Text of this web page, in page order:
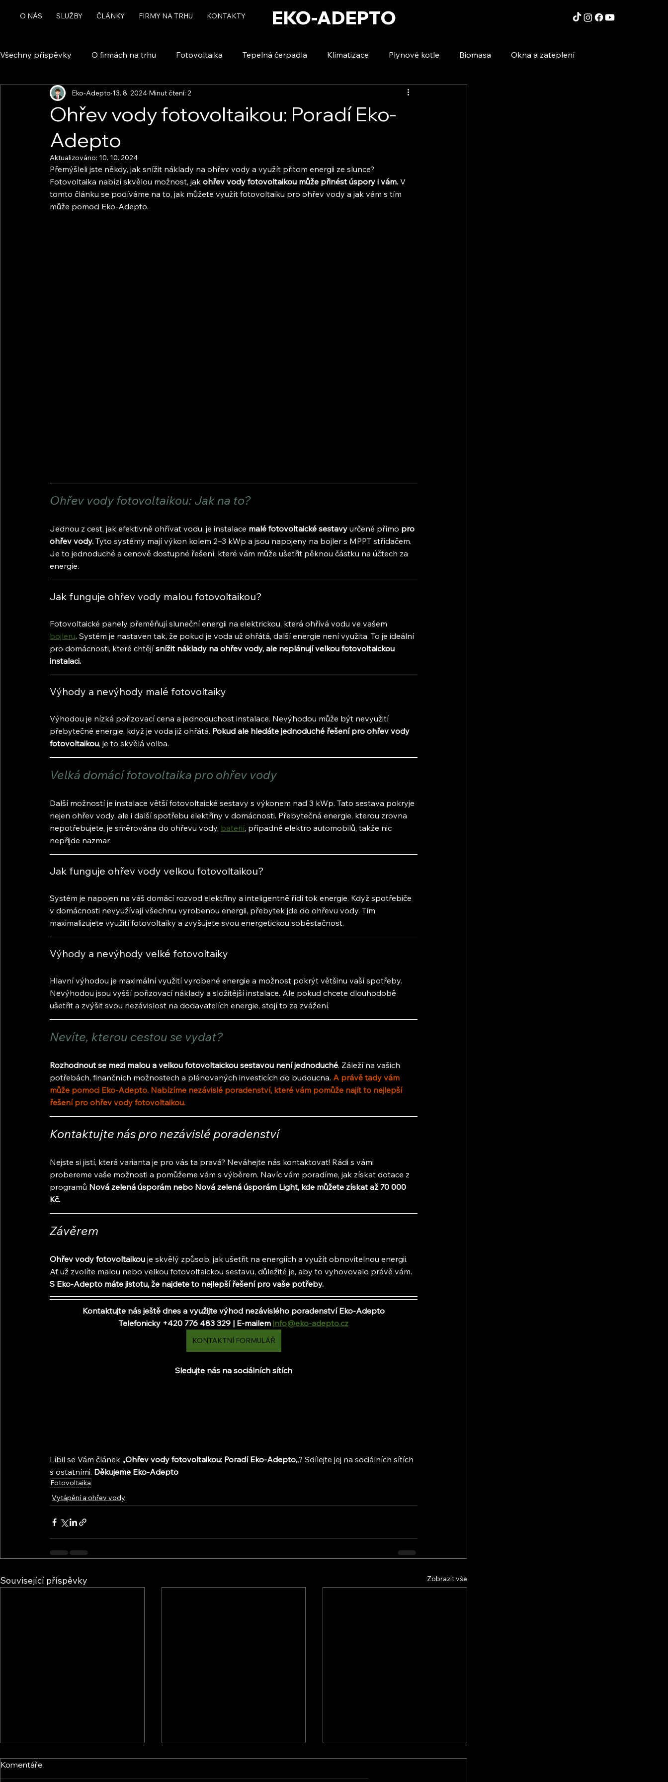
O NÁS SLUŽBY ČLÁNKY FIRMY NA TRHU KONTAKTY EKO-ADEPTO
Všechny příspěvky O firmách na trhu Fotovoltaika Tepelná čerpadla Klimatizace Plynové kotle Biomasa Okna a zateplení
Rekuperace a větrání Chytrá domácnost a automatizace Voda a úspory
Ohřev vody fotovoltaikou: Poradí Eko-
Adepto
Eko-Adepto 13. 8. 2024 Minut čtení: 2
Aktualizováno: 10. 10. 2024
Přemýšleli jste někdy, jak snížit náklady na ohřev vody a využít přitom energii ze slunce?
Fotovoltaika nabízí skvělou možnost, jak ohřev vody fotovoltaikou může přinést úspory i vám. V
tomto článku se podíváme na to, jak můžete využít fotovoltaiku pro ohřev vody a jak vám s tím
může pomoci Eko-Adepto.
Ohřev vody fotovoltaikou: Jak na to?
Jednou z cest, jak efektivně ohřívat vodu, je instalace malé fotovoltaické sestavy určené přímo pro
ohřev vody. Tyto systémy mají výkon kolem 2–3 kWp a jsou napojeny na bojler s MPPT střídačem.
Je to jednoduché a cenově dostupné řešení, které vám může ušetřit pěknou částku na účtech za
energie.
Jak funguje ohřev vody malou fotovoltaikou?
Fotovoltaické panely přeměňují sluneční energii na elektrickou, která ohřívá vodu ve vašem
bojleru. Systém je nastaven tak, že pokud je voda už ohřátá, další energie není využita. To je ideální
pro domácnosti, které chtějí snížit náklady na ohřev vody, ale neplánují velkou fotovoltaickou
instalaci.
Výhody a nevýhody malé fotovoltaiky
Výhodou je nízká pořizovací cena a jednoduchost instalace. Nevýhodou může být nevyužití
přebytečné energie, když je voda již ohřátá. Pokud ale hledáte jednoduché řešení pro ohřev vody
fotovoltaikou, je to skvělá volba.
Velká domácí fotovoltaika pro ohřev vody
Další možností je instalace větší fotovoltaické sestavy s výkonem nad 3 kWp. Tato sestava pokryje
nejen ohřev vody, ale i další spotřebu elektřiny v domácnosti. Přebytečná energie, kterou zrovna
nepotřebujete, je směrována do ohřevu vody, baterií, případně elektro automobilů, takže nic
nepřijde nazmar.
Jak funguje ohřev vody velkou fotovoltaikou?
Systém je napojen na váš domácí rozvod elektřiny a inteligentně řídí tok energie. Když spotřebiče
v domácnosti nevyužívají všechnu vyrobenou energii, přebytek jde do ohřevu vody. Tím
maximalizujete využití fotovoltaiky a zvyšujete svou energetickou soběstačnost.
Výhody a nevýhody velké fotovoltaiky
Hlavní výhodou je maximální využití vyrobené energie a možnost pokrýt většinu vaší spotřeby.
Nevýhodou jsou vyšší pořizovací náklady a složitější instalace. Ale pokud chcete dlouhodobě
ušetřit a zvýšit svou nezávislost na dodavatelích energie, stojí to za zvážení.
Nevíte, kterou cestou se vydat?
Rozhodnout se mezi malou a velkou fotovoltaickou sestavou není jednoduché. Záleží na vašich
potřebách, finančních možnostech a plánovaných investicích do budoucna. A právě tady vám
může pomoci Eko-Adepto. Nabízíme nezávislé poradenství, které vám pomůže najít to nejlepší
řešení pro ohřev vody fotovoltaikou.
Kontaktujte nás pro nezávislé poradenství
Nejste si jistí, která varianta je pro vás ta pravá? Neváhejte nás kontaktovat! Rádi s vámi
probereme vaše možnosti a pomůžeme vám s výběrem. Navíc vám poradíme, jak získat dotace z
programů Nová zelená úsporám nebo Nová zelená úsporám Light, kde můžete získat až 70 000
Kč.
Závěrem
Ohřev vody fotovoltaikou je skvělý způsob, jak ušetřit na energiích a využít obnovitelnou energii.
Ať už zvolíte malou nebo velkou fotovoltaickou sestavu, důležité je, aby to vyhovovalo právě vám.
S Eko-Adepto máte jistotu, že najdete to nejlepší řešení pro vaše potřeby.
Kontaktujte nás ještě dnes a využijte výhod nezávislého poradenství Eko-Adepto
Telefonicky +420 776 483 329 | E-mailem info@eko-adepto.cz
KONTAKTNÍ FORMULÁŘ
Sledujte nás na sociálních sítích
Líbil se Vám článek ,,Ohřev vody fotovoltaikou: Poradí Eko-Adepto,,? Sdílejte jej na sociálních sítích
s ostatními. Děkujeme Eko-Adepto
Fotovoltaika
Vytápění a ohřev vody
Související příspěvky Zobrazit vše
Komentáře